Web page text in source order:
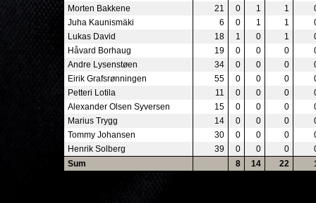
Morten Bakkene
21 0 1 1
Juha Kaunismäki
6 0 1 1
Lukas David
18 1 0 1
Håvard Borhaug
19 0 0 0
Andre Lysenstøen
34 0 0 0
Eirik Grafsrønningen
55 0 0 0
Petteri Lotila
11 0 0 0
Alexander Olsen Syversen
15 0 0 0
Marius Trygg
14 0 0 0
Tommy Johansen
30 0 0 0
Henrik Solberg
39 0 0 0
Sum
8 14 22